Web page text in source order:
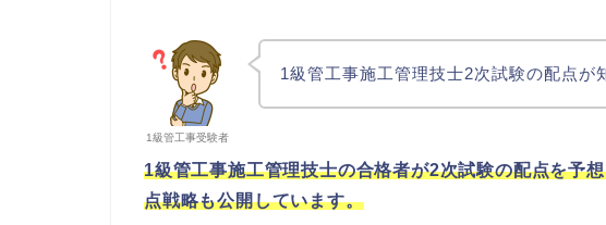
1級管工事受験者
1級管工事施工管理技士2次試験の配点が
1級管工事施工管理技士の合格者が2次試験の配点を予
点戦略も公開しています。